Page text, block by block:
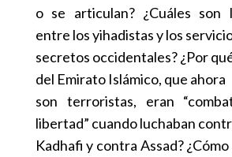
o se articulan? ¿Cuáles son
entre los yihadistas y los
secretos occidentales? ¿Por
del Emirato Islámico, que ahora
son terroristas, eran
libertad” cuando luchaban
Kadhafi y contra Assad?